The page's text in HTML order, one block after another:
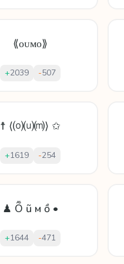
⟪ᴏᴜᴍᴏ⟫
+2039 -507
☨ ⟨⒪⒰⒨⟩ ✩
+1619 -254
♟ Ȭ ũ м ồ •
+1644 -471